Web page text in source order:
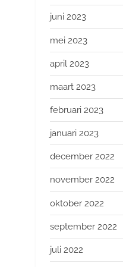
juni 2023
mei 2023
april 2023
maart 2023
februari 2023
januari 2023
december 2022
november 2022
oktober 2022
september 2022
juli 2022